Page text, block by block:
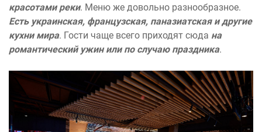
красотами реки. Меню же довольно разнообразное.
Есть украинская, французская, паназиатская и другие
кухни мира. Гости чаще всего приходят сюда на
романтический ужин или по случаю праздника.